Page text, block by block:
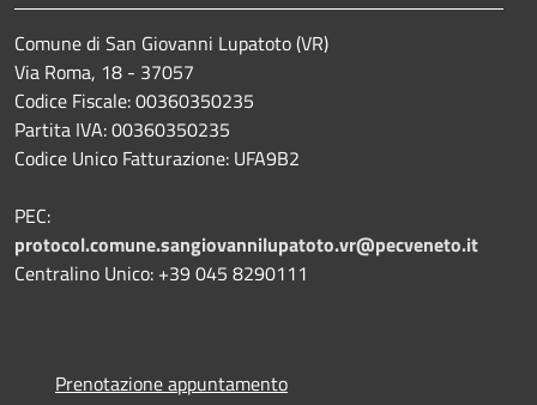
Comune di San Giovanni Lupatoto (VR)
Via Roma, 18 - 37057
Codice Fiscale: 00360350235
Partita IVA: 00360350235
Codice Unico Fatturazione: UFA9B2
PEC:
protocol.comune.sangiovannilupatoto.vr@pecveneto.it
Centralino Unico: +39 045 8290111
Prenotazione appuntamento